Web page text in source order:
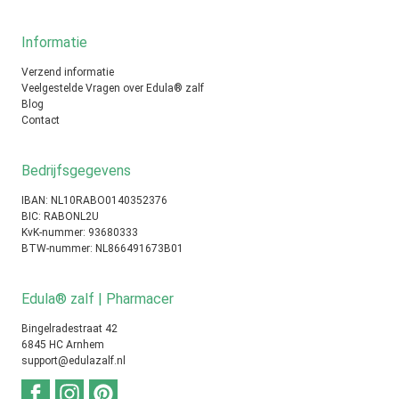
Informatie
Verzend informatie
Veelgestelde Vragen over Edula® zalf
Blog
Contact
Bedrijfsgegevens
IBAN: NL10RABO0140352376
BIC: RABONL2U
KvK-nummer: 93680333
BTW-nummer: NL866491673B01
Edula® zalf | Pharmacer
Bingelradestraat 42
6845 HC Arnhem
support@edulazalf.nl